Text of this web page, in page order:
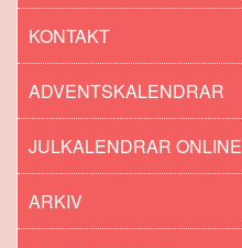
KONTAKT
ADVENTSKALENDRAR
JULKALENDRAR ONLINE
ARKIV